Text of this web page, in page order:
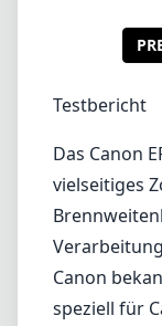
speziell für
entwickelt
Wildtieren
die
Die
erwartet. Es
wetterfestes